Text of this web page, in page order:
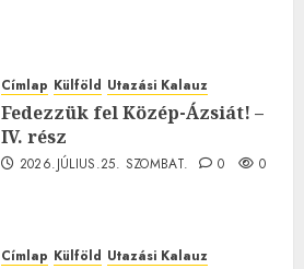
Címlap Külföld Utazási Kalauz
Fedezzük fel Közép-Ázsiát! –
IV. rész
2026.JÚLIUS.25. SZOMBAT. 0 0
Címlap Külföld Utazási Kalauz